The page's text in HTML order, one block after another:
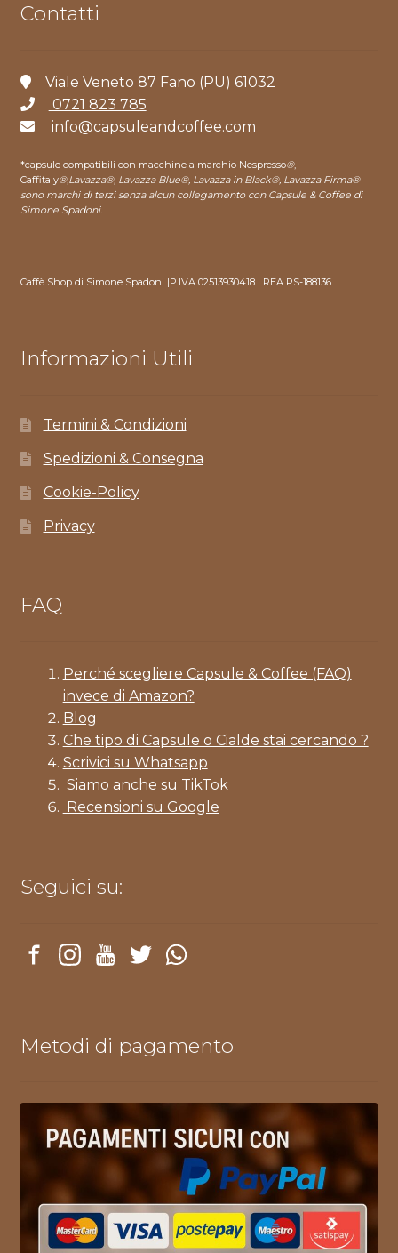
Contatti
Viale Veneto 87 Fano (PU) 61032
0721 823 785
info@capsuleandcoffee.com
*capsule compatibili con macchine a marchio Nespresso®,
Caffitaly®,Lavazza®, Lavazza Blue®, Lavazza in Black®, Lavazza Firma®
sono marchi di terzi senza alcun collegamento con Capsule & Coffee di
Simone Spadoni.
Caffè Shop di Simone Spadoni |P.IVA 02513930418 | REA PS-188136
Informazioni Utili
Termini & Condizioni
Spedizioni & Consegna
Cookie-Policy
Privacy
FAQ
Perché scegliere Capsule & Coffee (FAQ)
invece di Amazon?
Blog
Che tipo di Capsule o Cialde stai cercando ?
Scrivici su Whatsapp
Siamo anche su TikTok
Recensioni su Google
Seguici su:
Metodi di pagamento